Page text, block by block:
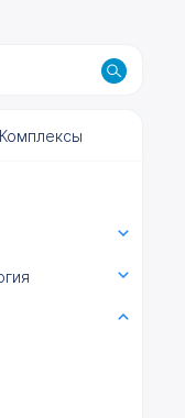
Комплексы